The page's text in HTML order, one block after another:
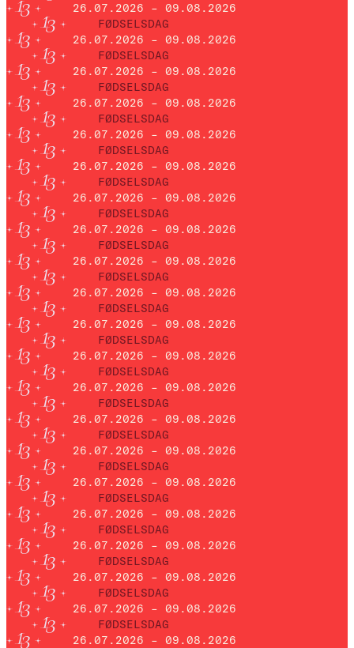
26.07.2026 – 09.08.2026
FØDSELSDAG
26.07.2026 – 09.08.2026
FØDSELSDAG
26.07.2026 – 09.08.2026
FØDSELSDAG
26.07.2026 – 09.08.2026
FØDSELSDAG
26.07.2026 – 09.08.2026
FØDSELSDAG
26.07.2026 – 09.08.2026
FØDSELSDAG
26.07.2026 – 09.08.2026
FØDSELSDAG
26.07.2026 – 09.08.2026
FØDSELSDAG
26.07.2026 – 09.08.2026
FØDSELSDAG
26.07.2026 – 09.08.2026
FØDSELSDAG
26.07.2026 – 09.08.2026
FØDSELSDAG
26.07.2026 – 09.08.2026
FØDSELSDAG
26.07.2026 – 09.08.2026
FØDSELSDAG
26.07.2026 – 09.08.2026
FØDSELSDAG
26.07.2026 – 09.08.2026
FØDSELSDAG
26.07.2026 – 09.08.2026
FØDSELSDAG
26.07.2026 – 09.08.2026
FØDSELSDAG
26.07.2026 – 09.08.2026
FØDSELSDAG
26.07.2026 – 09.08.2026
FØDSELSDAG
26.07.2026 – 09.08.2026
FØDSELSDAG
26.07.2026 – 09.08.2026